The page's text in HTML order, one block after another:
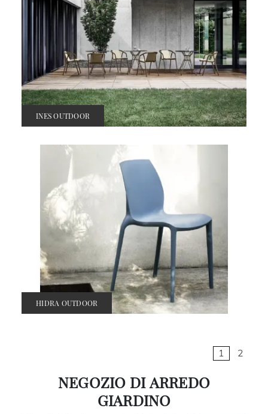
INES OUTDOOR
HIDRA OUTDOOR
1 2
NEGOZIO DI ARREDO
GIARDINO